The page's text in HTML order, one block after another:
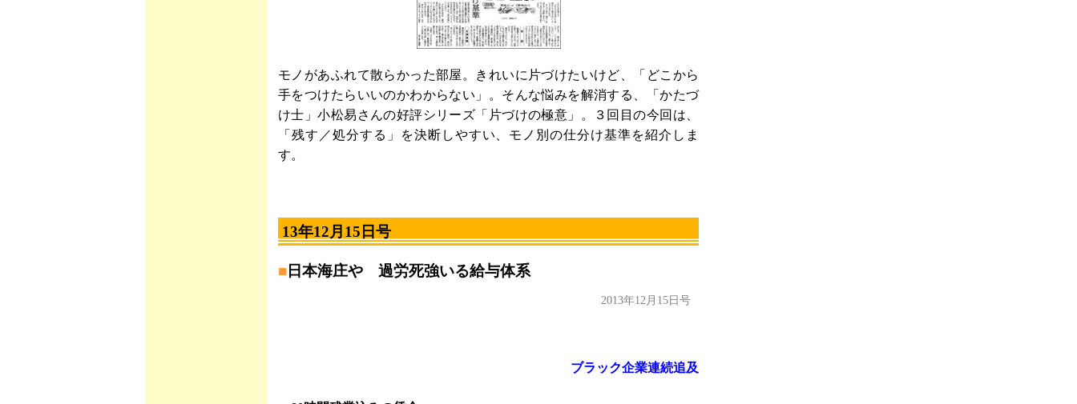
モノがあふれて散らかった部屋。きれいに片づけたいけど、「どこから
手をつけたらいいのかわからない」。そんな悩みを解消する、「かたづ
け士」小松易さんの好評シリーズ「片づけの極意」。３回目の今回は、
「残す／処分する」を決断しやすい、モノ別の仕分け基準を紹介しま
す。
13年12月15日号
■ 日本海庄や 過労死強いる給与体系
2013年12月15日号
ブラック企業連続追及